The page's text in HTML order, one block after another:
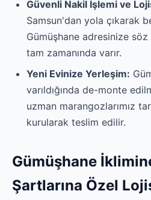
Güvenli Nakil İşlemi ve
Samsun'dan yola çıkarak
Gümüşhane adresinize
tam zamanında varır.
Yeni Evinize Yerleşim:
varıldığında de-monte
uzman marangozlarımız
kurularak teslim edilir.
Gümüşhane
Şartlarına Özel